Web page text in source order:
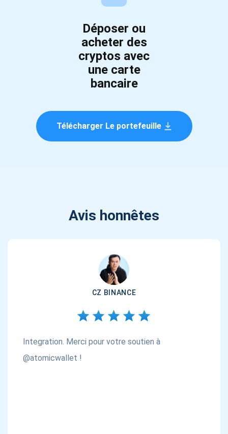
Déposer ou
acheter des
cryptos avec
une carte
bancaire
Télécharger Le portefeuille
Avis honnêtes
CZ BINANCE
Integration. Merci pour votre soutien à
@atomicwallet !